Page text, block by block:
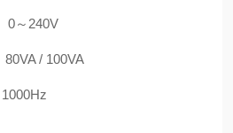
0～240V
/ 100VA